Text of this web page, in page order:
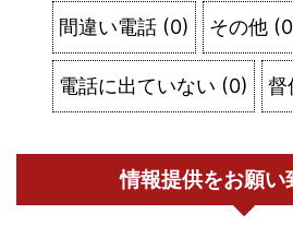
間違い電話 (0) その他 (0
電話に出ていない (0) 督
情報提供をお願い